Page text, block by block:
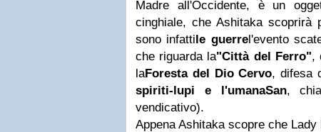
Madre all'Occidente, è un
cinghiale, che Ashitaka scoprirà
sono infattile guerrel'evento
che riguarda la"Città del Ferro",
laForesta del Dio Cervo, difesa
spiriti-lupi e l'umanaSan,
vendicativo).
Appena Ashitaka scopre che